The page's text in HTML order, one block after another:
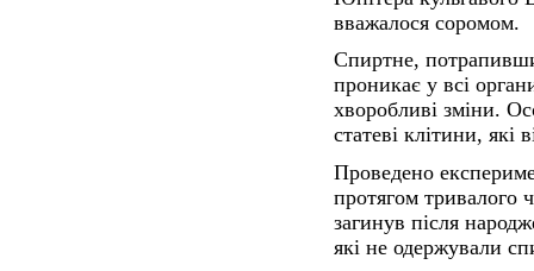
вважалося соромом.
Спиртне,
проникає у всі
хворобливі зміни.
статеві клітини, які
Проведено
протягом тривалого
загинув після
які не одержували